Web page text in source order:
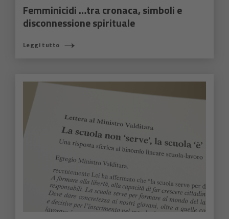
Femminicidi …tra cronaca, simboli e
disconnessione spirituale
Leggi tutto